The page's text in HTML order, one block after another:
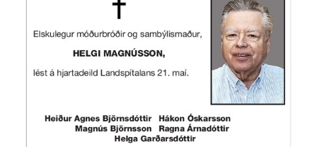
Image